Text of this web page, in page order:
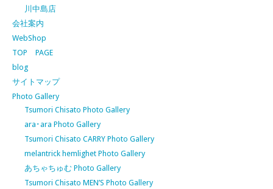
川中島店
会社案内
WebShop
TOP PAGE
blog
サイトマップ
Photo Gallery
Tsumori Chisato Photo Gallery
ara･ara Photo Gallery
Tsumori Chisato CARRY Photo Gallery
melantrick hemlighet Photo Gallery
あちゃちゅむ Photo Gallery
Tsumori Chisato MEN’S Photo Gallery